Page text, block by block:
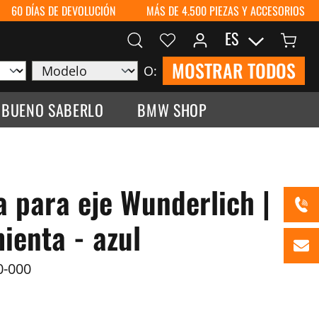
60 DÍAS DE DEVOLUCIÓN MÁS DE 4.500 PIEZAS Y ACCESORIOS
O: MOSTRAR TODOS
ES
SABERLO BMW SHOP
para eje Wunderlich |
- azul
000